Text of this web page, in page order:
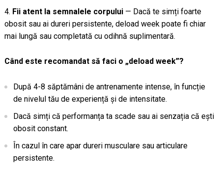
Fii atent la semnalele corpului— Dacă te simți foarte
obosit sau ai dureri persistente, deload week poate fi chiar
mai lungă sau completată cu odihnă suplimentară.
Când este recomandat să faci o „deload week”?
După 4-8 săptămâni de antrenamente intense, în funcție
de nivelul tău de experiență și de intensitate.
Dacă simți că performanța ta scade sau ai senzația că ești
obosit constant.
În cazul în care apar dureri musculare sau articulare
persistente.